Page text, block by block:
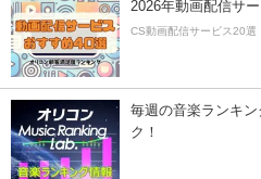
2026年動画配信サ
CS動画配信サービス20選
毎週の音楽ランキ
ク！